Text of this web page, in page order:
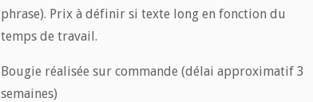
phrase). Prix à définir si texte long en fonction du
temps de travail.
Bougie réalisée sur commande (délai approximatif 3
semaines)